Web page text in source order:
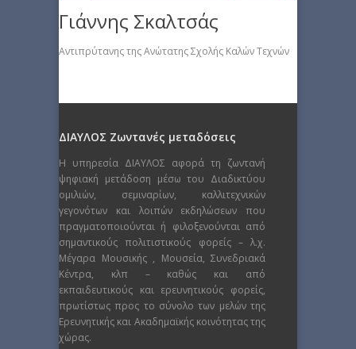
Γιάννης Σκαλτσάς
Αντιπρύτανης της Ανώτατης Σχολής Καλών Τεχνών
ΔΙΑΥΛΟΣ Ζωντανές μεταδόσεις
Η υπηρεσία ΔΙΑΥΛΟΣ αφορά τη ζωντανή
ψηφιακή μετάδοση μέσω του Διαδικτύου
ομιλιών, σεμιναρίων, καλλιτεχνικών
γεγονότων και λοιπών εκδηλώσεων που
πραγματοποιούνται ή φιλοξενούνται από
σημαντικούς πολιτιστικούς φορείς – λ.χ.
Μέγαρα Μουσικής , Μουσεία, Συνεδριακά
Κέντρα, κλπ – καθώς και από
εκπαιδευτικούς και ερευνητικούς φορείς,
πρωτίστως προς το σύνολο των μελών της
Ερευνητικής και Ακαδημαϊκής κοινότητας της
χώρας.